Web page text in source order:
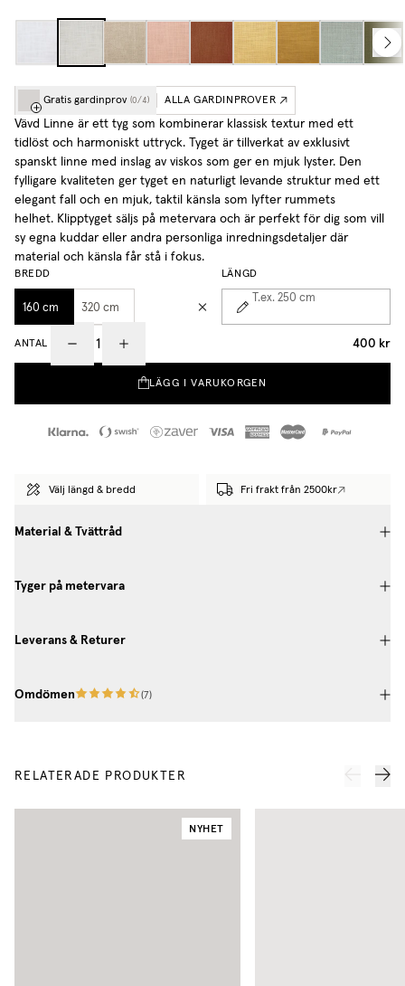
Gratis gardinprov (0/4) ALLA GARDINPROVER
Vävd Linne är ett tyg som kombinerar klassisk textur med ett
tidlöst och harmoniskt uttryck. Tyget är tillverkat av exklusivt
spanskt linne med inslag av viskos som ger en mjuk lyster. Den
fylligare kvaliteten ger tyget en naturligt levande struktur med ett
elegant fall och en mjuk, taktil känsla som lyfter rummets
helhet. Klipptyget säljs på metervara och är perfekt för dig som vill
sy egna kuddar eller andra personliga inredningsdetaljer där
material och känsla får stå i fokus.
BREDD
160 cm 320 cm
LÄNGD
T.ex. 250 cm
ANTAL 400 kr
LÄGG I VARUKORGEN
Välj längd & bredd Fri frakt från 2500kr
Material & Tvättråd
Tyger på metervara
Leverans & Returer
Omdömen (7)
RELATERADE PRODUKTER
NYHET